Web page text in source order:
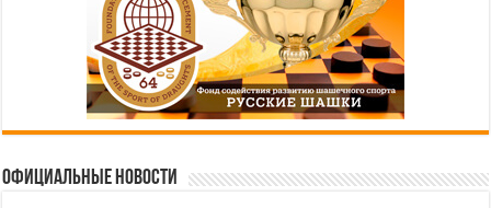
Официальные новости